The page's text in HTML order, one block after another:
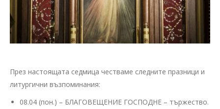
През настоящата седмица честваме следните празници и
литургични възпоминания:
08.04 (пон.) – БЛАГОВЕЩЕНИЕ ГОСПОДНЕ – тържество.